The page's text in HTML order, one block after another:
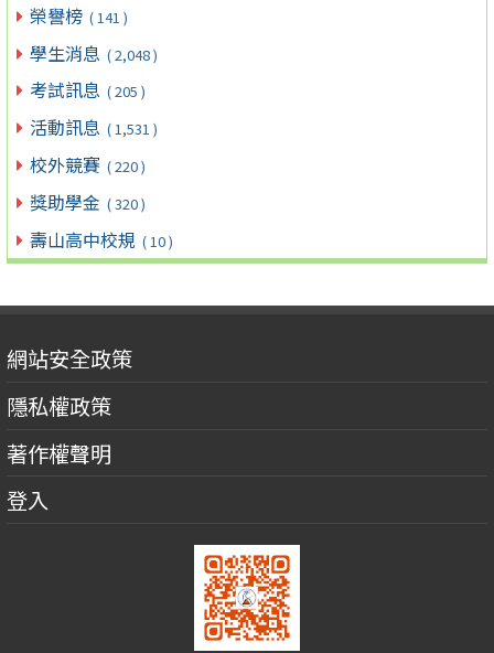
榮譽榜 ( 141 )
學生消息 ( 2,048 )
考試訊息 ( 205 )
活動訊息 ( 1,531 )
校外競賽 ( 220 )
獎助學金 ( 320 )
壽山高中校規 ( 10 )
網站安全政策
隱私權政策
著作權聲明
登入